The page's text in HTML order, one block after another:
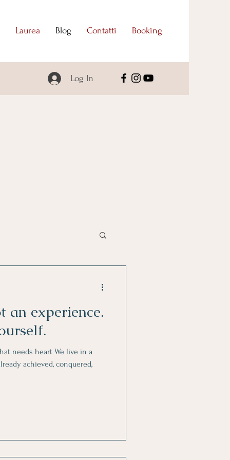
Laurea Blog Contatti Booking
Log In
an experience.
needs heart We live in a
achieved, conquered,